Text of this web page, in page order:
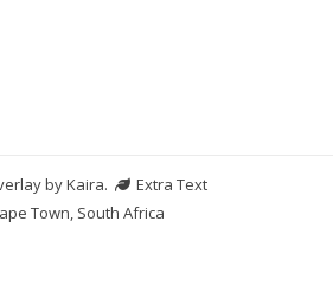
byKaira.
Extra Text
Town, South Africa